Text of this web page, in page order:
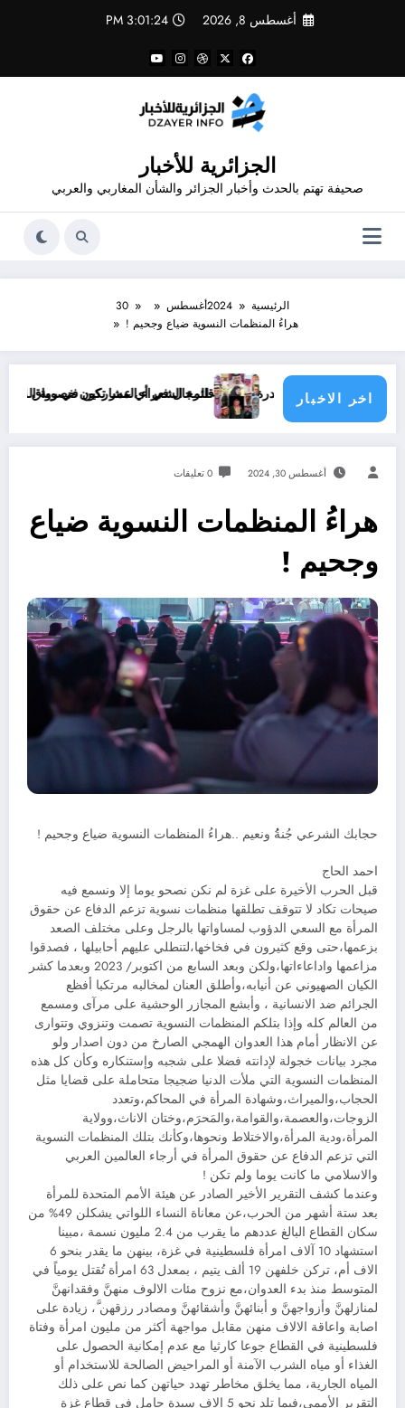
أغسطس 8, 2026 3:01:25 PM
الجزائرية للأخبار
صحيفة تهتم بالحدث وأخبار الجزائر والشأن المغاربي والعربي
الرئيسية 2024أغسطس
30
هراءُ المنظمات النسوية ضياع وجحيم !
اخر الاخبار
الجنسية للرجال في أي عمر تكون خصوبة الرجل في أوجها؟
قائمة الشعراء المشاركين في رواق الشعر العربي و الشعبي
أغسطس 30, 2024 0 تعليقات
هراءُ المنظمات النسوية ضياع
وجحيم !
حجابك الشرعي جُنةُُ ونعيم ..هراءُ المنظمات النسوية ضياع وجحيم !
احمد الحاج
قبل الحرب الأخيرة على غزة لم نكن نصحو يوما إلا ونسمع فيه
صيحات تكاد لا تتوقف تطلقها منظمات نسوية تزعم الدفاع عن حقوق
المرأة مع السعي الدؤوب لمساواتها بالرجل وعلى مختلف الصعد
بزعمها،حتى وقع كثيرون في فخاخها،لتنطلي عليهم أحابيلها ، فصدقوا
مزاعمها واداعاءاتها،ولكن وبعد السابع من اكتوبر/ 2023 وبعدما كشر
الكيان الصهيوني عن أنيابه،وأطلق العنان لمخالبه مرتكبا أفظع
الجرائم ضد الانسانية ، وأبشع المجازر الوحشية على مرآى ومسمع
من العالم كله وإذا بتلكم المنظمات النسوية تصمت وتنزوي وتتوارى
عن الانظار أمام هذا العدوان الهمجي الصارخ من دون اصدار ولو
مجرد بيانات خجولة لإدانته فضلا على شجبه وإستنكاره وكأن كل هذه
المنظمات النسوية التي ملأت الدنيا ضجيجا متحاملة على قضايا مثل
الحجاب،والميراث،وشهادة المرأة في المحاكم،وتعدد
الزوجات،والعصمة،والقوامة،والمَحرَم،وختان الاناث،وولاية
المرأة،ودية المرأة،والاختلاط ونحوها،وكأنك بتلك المنظمات النسوية
التي تزعم الدفاع عن حقوق المرأة في أرجاء العالمين العربي
والاسلامي ما كانت يوما ولم تكن !
وعندما كشف التقرير الأخير الصادر عن هيئة الأمم المتحدة للمرأة
بعد ستة أشهر من الحرب،عن معاناة النساء اللواتي يشكلن 49% من
سكان القطاع البالغ عددهم ما يقرب من 2.4 مليون نسمة ،مبينا
استشهاد 10 آلاف امرأة فلسطينية في غزة، بينهن ما يقدر بنحو 6
الاف أم، تركن خلفهن 19 ألف يتيم ، بمعدل 63 امرأة تُقتل يومياً في
المتوسط منذ بدء العدوان،مع نزوح مئات الالوف منهنَّ وفقدانهنَّ
لمنازلهنَّ وأزواجهنَّ و أبنائهنَّ وأشقائهنَّ ومصادر رزقهن َّ، زيادة على
اصابة واعاقة الالاف منهن مقابل مواجهة أكثر من مليون امرأة وفتاة
فلسطينية في القطاع جوعا كارثيا مع عدم إمكانية الحصول على
الغذاء أو مياه الشرب الآمنة أو المراحيض الصالحة للاستخدام أو
المياه الجارية، مما يخلق مخاطر تهدد حياتهن كما نص على ذلك
التقرير الأممي،فيما تلد نحو 5 الاف سيدة حامل في قطاع غزة